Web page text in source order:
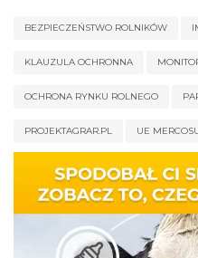
BEZPIECZEŃSTWO ROLNIKÓW
KLAUZULA OCHRONNA
OCHRONA RYNKU ROLNEGO
PROJEKTAGRAR.PL UE